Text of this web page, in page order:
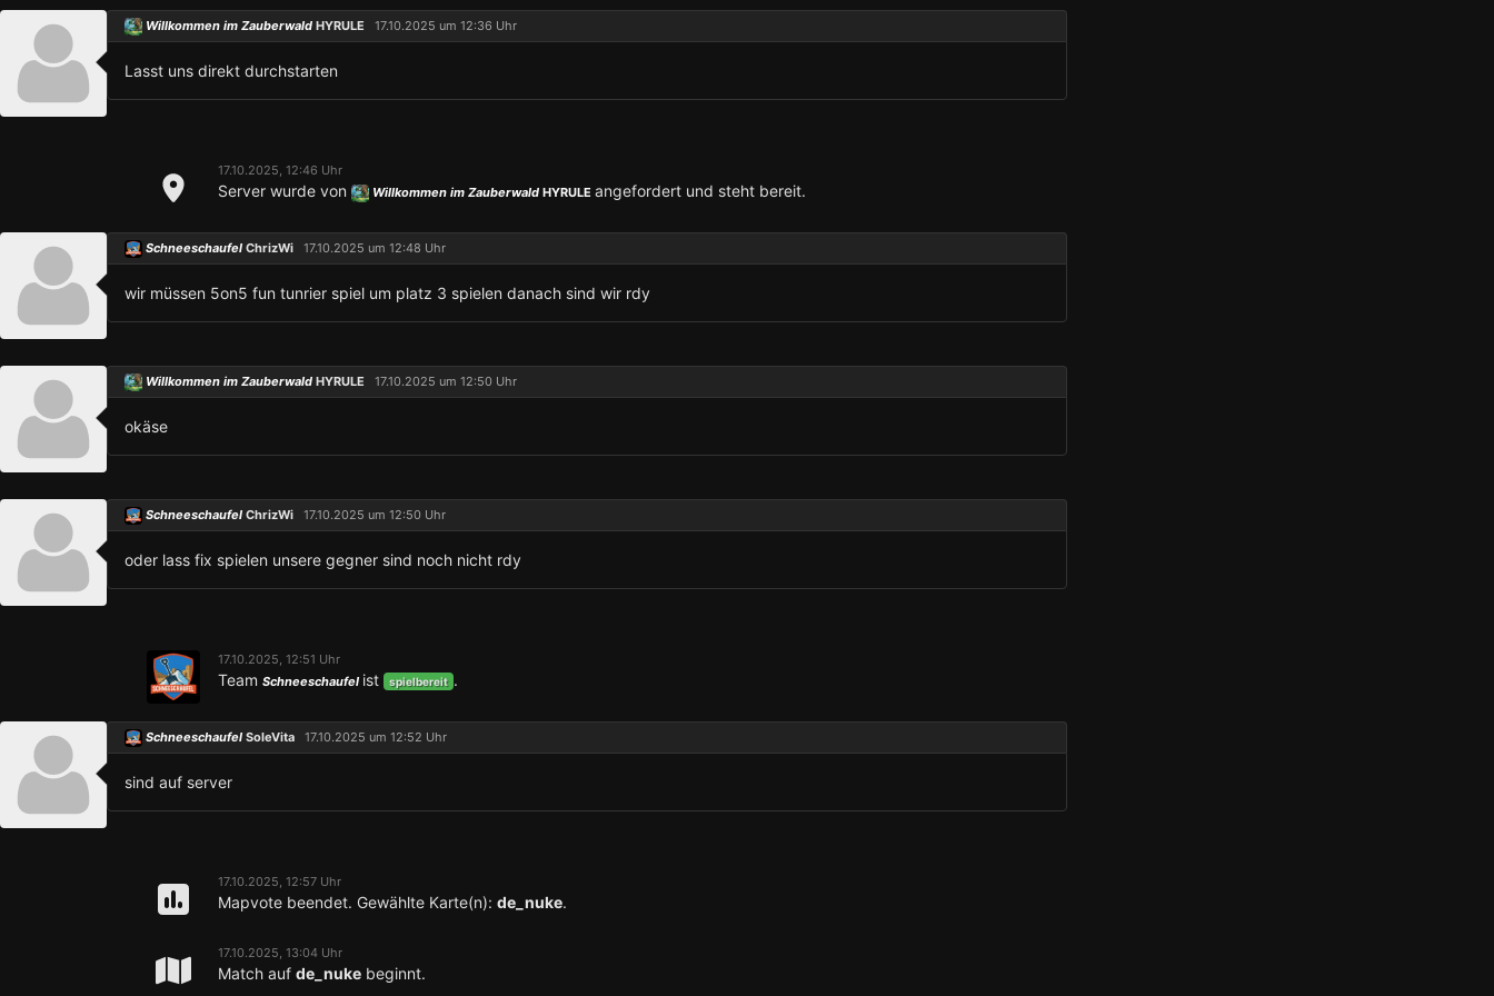
Willkommen im Zauberwald HYRULE 17.10.2025 um 12:36 Uhr
Lasst uns direkt durchstarten
17.10.2025, 12:46 Uhr
Server wurde von Willkommen im Zauberwald HYRULE angefordert und steht bereit.
Schneeschaufel ChrizWi 17.10.2025 um 12:48 Uhr
wir müssen 5on5 fun tunrier spiel um platz 3 spielen danach sind wir rdy
Willkommen im Zauberwald HYRULE 17.10.2025 um 12:50 Uhr
okäse
Schneeschaufel ChrizWi 17.10.2025 um 12:50 Uhr
oder lass fix spielen unsere gegner sind noch nicht rdy
17.10.2025, 12:51 Uhr
Team Schneeschaufel ist spielbereit .
Schneeschaufel SoleVita 17.10.2025 um 12:52 Uhr
sind auf server
17.10.2025, 12:57 Uhr
Mapvote beendet. Gewählte Karte(n): de_nuke.
17.10.2025, 13:04 Uhr
Match auf de_nuke beginnt.